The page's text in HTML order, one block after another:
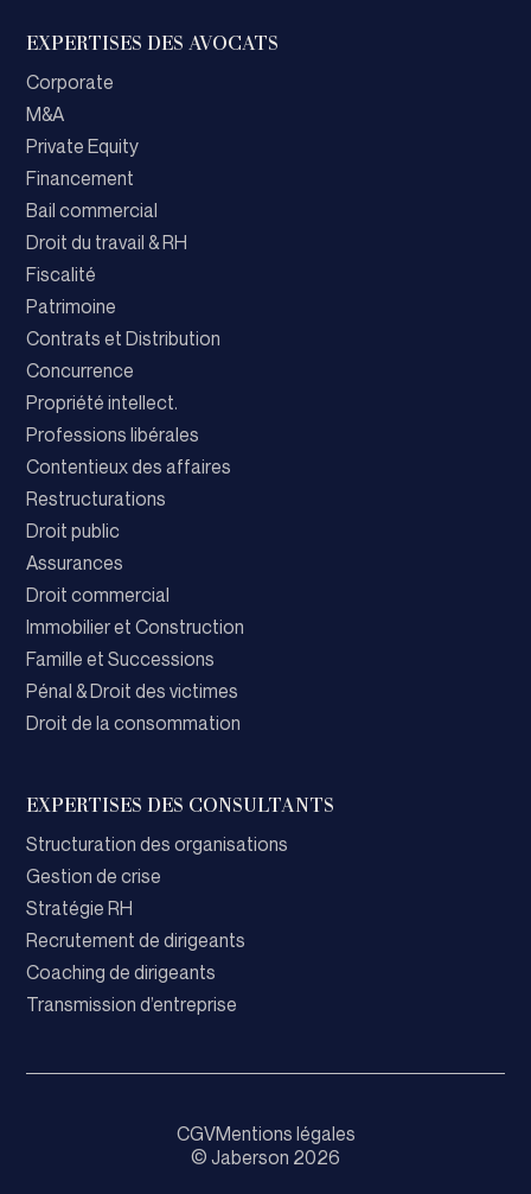
EXPERTISES DES AVOCATS
Corporate
M&A
Private Equity
Financement
Bail commercial
Droit du travail & RH
Fiscalité
Patrimoine
Contrats et Distribution
Concurrence
Propriété intellect.
Professions libérales
Contentieux des affaires
Restructurations
Droit public
Assurances
Droit commercial
Immobilier et Construction
Famille et Successions
Pénal & Droit des victimes
Droit de la consommation
EXPERTISES DES CONSULTANTS
Structuration des organisations
Gestion de crise
Stratégie RH
Recrutement de dirigeants
Coaching de dirigeants
Transmission d’entreprise
© Jaberson 2026
CGVMentions légales